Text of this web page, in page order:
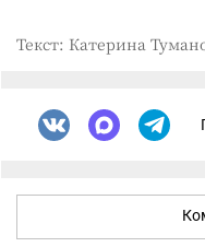
Текст: Катерина